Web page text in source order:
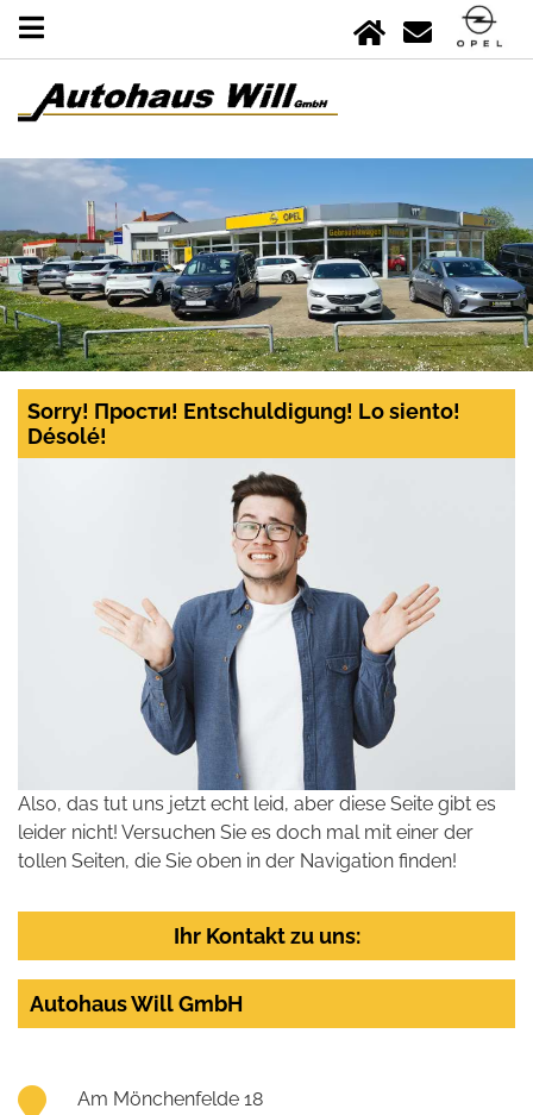
Sorry! Прости! Entschuldigung! Lo siento!
Désolé!
Also, das tut uns jetzt echt leid, aber diese Seite gibt es
leider nicht! Versuchen Sie es doch mal mit einer der
tollen Seiten, die Sie oben in der Navigation finden!
Ihr Kontakt zu uns:
Autohaus Will GmbH
Am Mönchenfelde 18